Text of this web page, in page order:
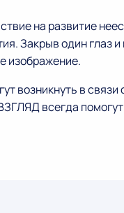
на развитие
Закрыв один глаз
изображение.
возникнуть в
всегда